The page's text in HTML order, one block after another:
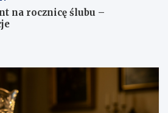
na rocznicę ślubu –